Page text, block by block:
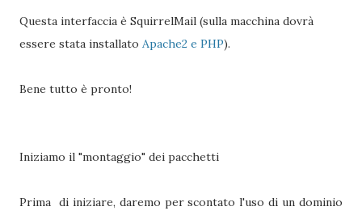
Questa interfaccia è SquirrelMail (sulla macchina dovrà
essere stata installato Apache2 e PHP).
Bene tutto è pronto!
Iniziamo il "montaggio" dei pacchetti
Prima di iniziare, daremo per scontato l'uso di un dominio